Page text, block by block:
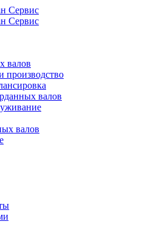
валов
производство
валов
валов